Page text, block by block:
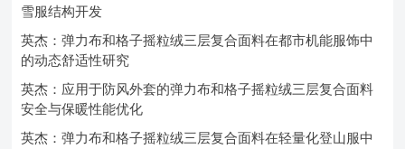
雪服结构开发
英杰：弹力布和格子摇粒绒三层复合面料在都市机能服饰中
的动态舒适性研究
英杰：应用于防风外套的弹力布和格子摇粒绒三层复合面料
安全与保暖性能优化
英杰：弹力布和格子摇粒绒三层复合面料在轻量化登山服中